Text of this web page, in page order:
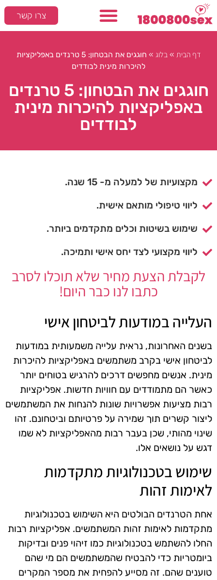
צרו קשר
דף הבית »בלוג »
חוגגים את הבטחון: 5 טרנדים באפליקציות
להיכרות מינית לבודדים
חוגגים את הבטחון: 5 טרנדים
באפליקציות להיכרות מינית
לבודדים
מקצועיות של למעלה מ- 15 שנה.
ליווי טיפולי מותאם אישית.
שימוש בשיטות וכלים מתקדמים ביותר.
ליווי מקצועי לצד יחס אישי ותמיכה.
לקבלת הצעת מחיר שלא תוכלו לסרב
כתבו לנו כבר היום!
העלייה במודעות לביטחון אישי
בשנים האחרונות, נראית עלייה משמעותית במודעות
לביטחון אישי בקרב משתמשים באפליקציות להיכרות
מינית. אנשים מחפשים דרכים להרגיש בטוחים יותר
כאשר הם מתמודדים עם חוויות חדשות. אפליקציות
רבות מציעות אפשרויות שונות להנחות את המשתמשים
ליצור קשרים תוך שמירה על פרטיותם וביטחונם. זהו
שינוי מהותי, שכן בעבר רבות מהאפליקציות לא שמו
דגש על נושאים אלו.
שימוש בטכנולוגיות מתקדמות
לאימות זהות
אחת הטרנדים הבולטים היא השימוש בטכנולוגיות
מתקדמות לאימות זהות המשתמשים. אפליקציות רבות
החלו להשתמש בטכנולוגיות כמו זיהוי פנים ובדיקות
ביומטריות כדי להבטיח שהמשתמשים הם מי שהם
טוענים שהם. זה מסייע להפחית את מספר המקרים